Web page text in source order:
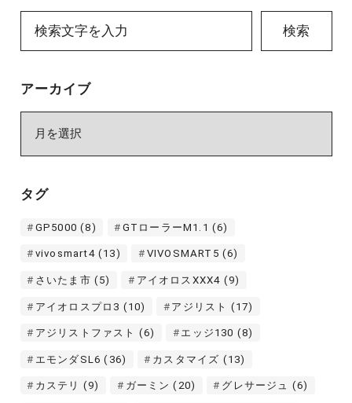
検索
アーカイブ
ブ
タグ
GP5000 (8) GTローラーM1.1 (6)
vivosmart4(13) VIVOSMART5 (6)
さいたま市 (5) アイオロスXXX4 (9)
アイオロスプロ3 (10) アジリスト (17)
アジリストファスト (6) エッジ130 (8)
エモンダSL6 (36) カスタマイズ (13)
カステリ (9) ガーミン (20) グレサージュ (6)